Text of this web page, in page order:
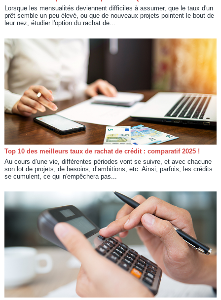
Lorsque les mensualités deviennent difficiles à assumer, que le taux d'un
prêt semble un peu élevé, ou que de nouveaux projets pointent le bout de
leur nez, étudier l'option du rachat de...
Top 10 des meilleurs taux de rachat de crédit : comparatif 2025 !
Au cours d’une vie, différentes périodes vont se suivre, et avec chacune
son lot de projets, de besoins, d’ambitions, etc. Ainsi, parfois, les crédits
se cumulent, ce qui n'empêchera pas...